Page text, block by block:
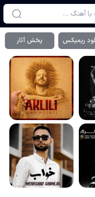
ریمیکس پخش آثار